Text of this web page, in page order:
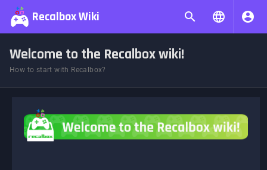
Recalbox Wiki
Welcome to the Recalbox wiki!
How to start with Recalbox?